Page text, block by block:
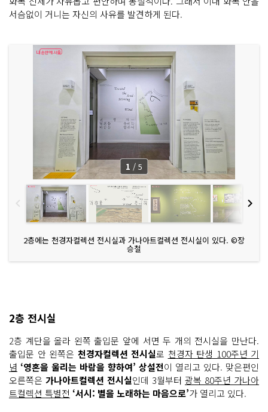
서슴없이 거니는 자신의 사유를 발견하게 된다.
2층에는 천경자컬렉션 전시실과 가나아트컬렉션 전시실이 있다. ©장
승철
1 / 5
2층 전시실
2층 계단을 올라 왼쪽 출입문 앞에 서면 두 개의 전시실을 만난다.
출입문 안 왼쪽은 천경자컬렉션 전시실로 천경자 탄생 100주년 기
념 ‘영혼을 울리는 바람을 향하여’ 상설전이 열리고 있다. 맞은편인
오른쪽은 가나아트컬렉션 전시실인데 3월부터 광복 80주년 가나아
트컬렉션 특별전 ‘서시: 별을 노래하는 마음으로’가 열리고 있다.